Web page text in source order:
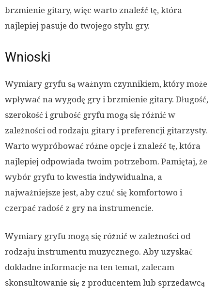
brzmienie gitary, więc warto znaleźć tę, która
najlepiej pasuje do twojego stylu gry.
Wnioski
Wymiary gryfu są ważnym czynnikiem, który może
wpływać na wygodę gry i brzmienie gitary. Długość,
szerokość i grubość gryfu mogą się różnić w
zależności od rodzaju gitary i preferencji gitarzysty.
Warto wypróbować różne opcje i znaleźć tę, która
najlepiej odpowiada twoim potrzebom. Pamiętaj, że
wybór gryfu to kwestia indywidualna, a
najważniejsze jest, aby czuć się komfortowo i
czerpać radość z gry na instrumencie.
Wymiary gryfu mogą się różnić w zależności od
rodzaju instrumentu muzycznego. Aby uzyskać
dokładne informacje na ten temat, zalecam
skonsultowanie się z producentem lub sprzedawcą